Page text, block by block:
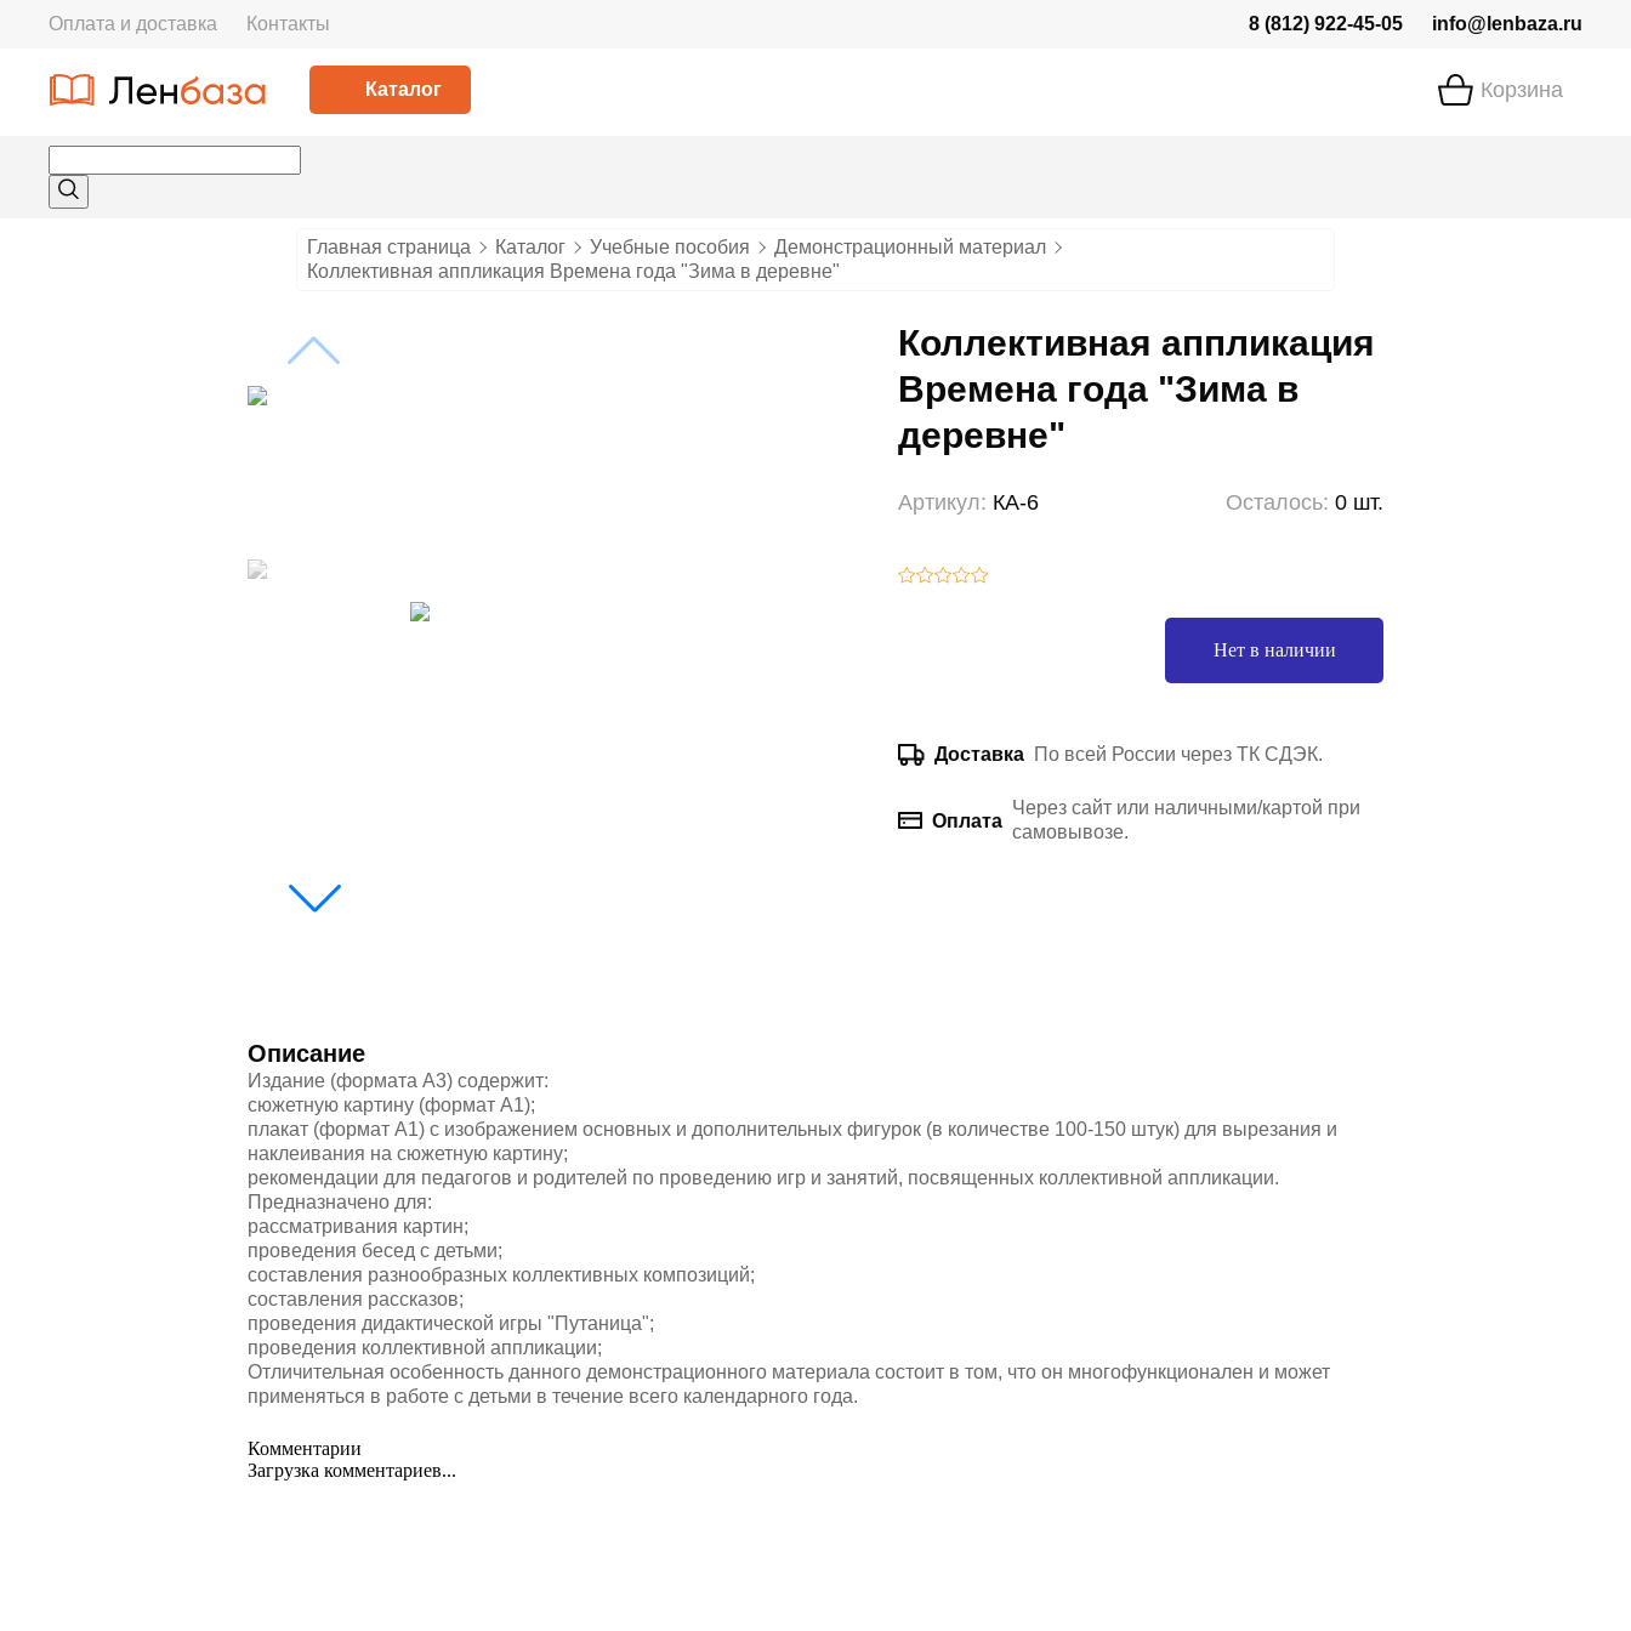
Оплата и доставка Контакты 8 (812) 922-45-05 info@lenbaza.ru
Каталог Корзина
Главная страница Каталог Учебные пособия
Демонстрационный материал
Коллективная аппликация Времена года "Зима в деревне"
Коллективная аппликация
Времена года "Зима в
деревне"
Артикул: КА-6 Осталось: 0 шт.
Нет в наличии
Доставка По всей России через ТК СДЭК.
Оплата
Через сайт или наличными/картой при
самовывозе.
Описание
Издание (формата А3) содержит:
сюжетную картину (формат А1);
плакат (формат А1) с изображением основных и дополнительных фигурок (в количестве 100-150 штук) для вырезания и
наклеивания на сюжетную картину;
рекомендации для педагогов и родителей по проведению игр и занятий, посвященных коллективной аппликации.
Предназначено для:
рассматривания картин;
проведения бесед с детьми;
составления разнообразных коллективных композиций;
составления рассказов;
проведения дидактической игры "Путаница";
проведения коллективной аппликации;
Отличительная особенность данного демонстрационного материала состоит в том, что он многофункционален и может
применяться в работе с детьми в течение всего календарного года.
Комментарии
Загрузка комментариев...